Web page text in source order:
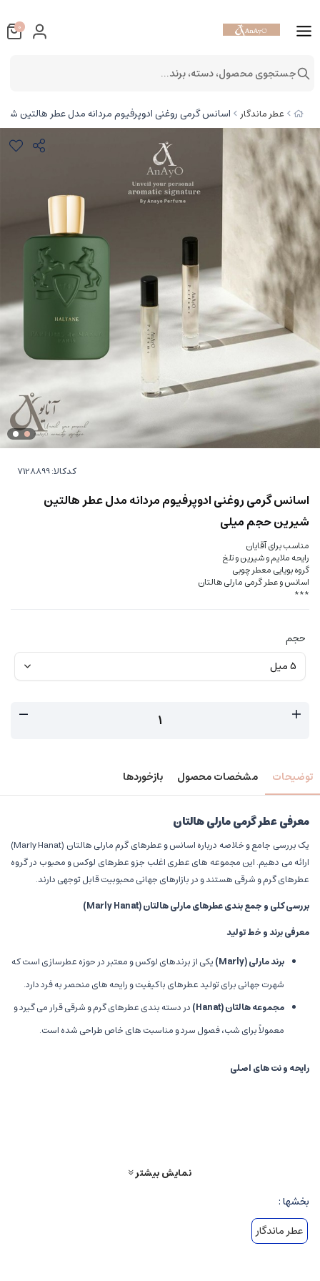
عطر ماندگار اسانس گرمی روغنی ادوپرفیوم مردانه مدل عطر هالتین
کدکالا:
اسانس گرمی روغنی ادوپرفیوم مردانه مدل عطر هالتین
شیرین حجم میلی
مناسب برای آقایان
رایحه ملایم و شیرین و تلخ
گروه بویایی معطر چوبی
اسانس و عطر گرمی مارلی هالتان
***
حجم
توضیحات مشخصات محصول بازخوردها
معرفی عطر گرمی مارلی هالتان
یک بررسی جامع و خلاصه درباره اسانس و عطرهای گرم مارلی هالتان (Marly Hanat)
ارائه می دهیم. این مجموعه های عطری اغلب جزو عطرهای لوکس و محبوب در گروه
عطرهای گرم و شرقی هستند و در بازارهای جهانی محبوبیت قابل توجهی دارند.
بررسی کلی و جمع بندی عطرهای مارلی هالتان(Marly Hanat)
معرفی برند و خط تولید
برند مارلی(Marly)
یکی از برندهای لوکس و معتبر در حوزه عطرسازی است که
شهرت جهانی برای تولید عطرهای باکیفیت و رایحه های منحصر به فرد دارد.
مجموعه هالتان(Hanat)
در دسته بندی عطرهای گرم و شرقی قرار می گیرد و
معمولاً برای شب، فصول سرد و مناسبت های خاص طراحی شده است.
رایحه و نت های اصلی
ادویه ها، مرکبات، و نت های چوبی، که حس گرما و
تنباکو یا عود.
نمایش بیشتر
بخشها :
عطر ماندگار
0
جستجوی محصول، دسته، برند...